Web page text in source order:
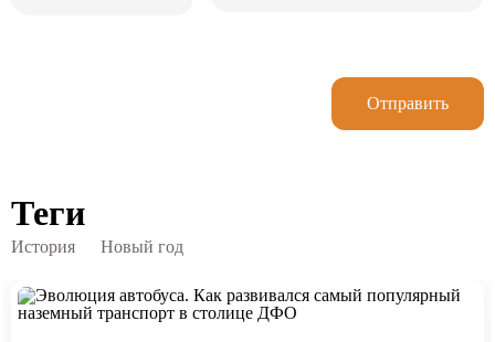
Отправить
Теги
История Новый год